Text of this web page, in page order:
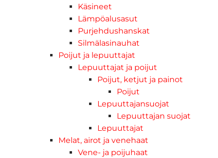
Käsineet
Lämpöalusasut
Purjehdushanskat
Silmälasinauhat
Poijut ja lepuuttajat
Lepuuttajat ja poijut
Poijut, ketjut ja painot
Poijut
Lepuuttajansuojat
Lepuuttajan suojat
Lepuuttajat
Melat, airot ja venehaat
Vene- ja poijuhaat